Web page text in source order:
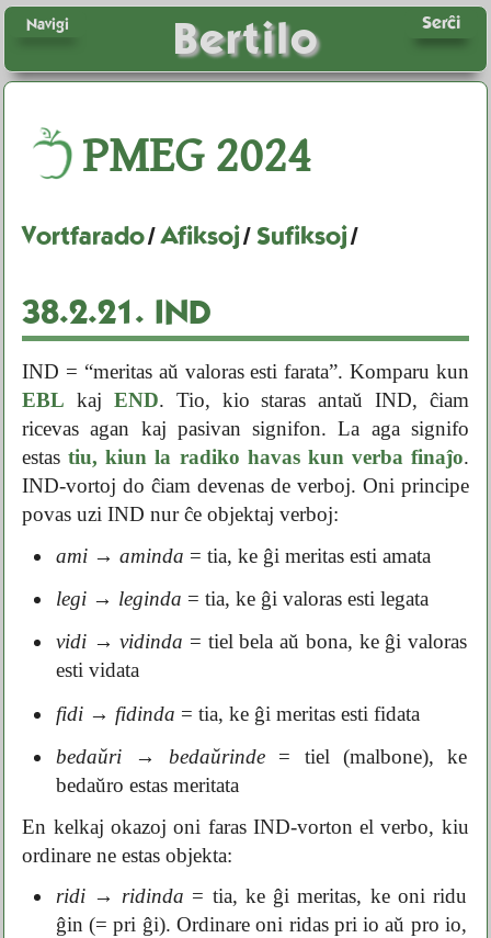
Bertilo Serĉi
Navigi
PMEG2024
Vortfarado/Afiksoj/ Sufiksoj/
38.2.21. IND
IND = “meritas aŭ valoras esti farata”. Komparu kun
EBL kaj END. Tio, kio staras antaŭ IND, ĉiam
ricevas agan kaj pasivan signifon. La aga signifo
estastiu, kiun la radiko havas kun verba finaĵo.
IND-vortoj do ĉiam devenas de verboj. Oni principe
povas uzi IND nur ĉe objektaj verboj:
ami → aminda = tia, ke ĝi meritas esti amata
legi → leginda = tia, ke ĝi valoras esti legata
vidi → vidinda = tiel bela aŭ bona, ke ĝi valoras
esti vidata
fidi → fidinda = tia, ke ĝi meritas esti fidata
bedaŭri
→ bedaŭrinde = tiel (malbone), ke
bedaŭro estas meritata
En kelkaj okazoj oni faras IND-vorton el verbo, kiu
ordinare ne estas objekta:
ridi → ridinda = tia, ke ĝi meritas, ke oni ridu
ĝin (= pri ĝi). Ordinare oni ridas pri io aŭ pro io,